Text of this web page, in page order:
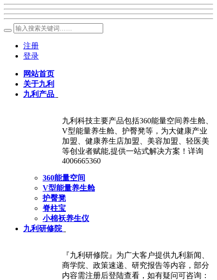
注册
登录
网站首页
关于九利
九利产品
九利科技主要产品包括360能量空间养生舱、
V型能量养生舱、护臀凳等，为大健康产业
加盟、健康养生店加盟、美容加盟、轻医美
等创业者赋能,提供一站式解决方案！详询
4006665360
360能量空间
V型能量养生舱
护臀凳
脊柱宝
小棉袄养生仪
九利研修院
『九利研修院』为广大客户提供九利新闻、
商学院、政策速递、研究报告等内容，部分
内容需注册后登陆查看，如有疑问可咨询：